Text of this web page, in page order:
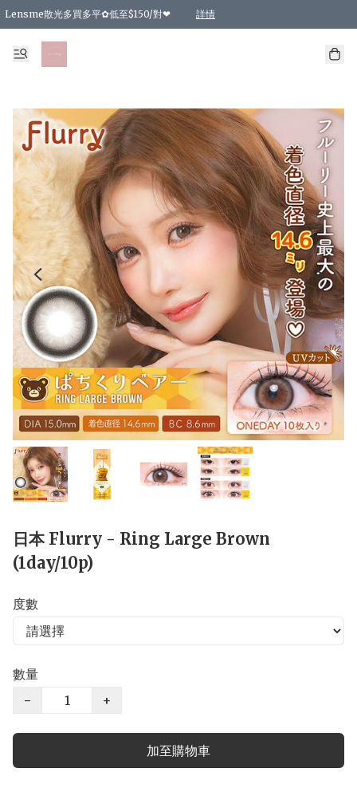
Lensme散光多買多平✿低至$150/對❤ 詳情
台灣Karacon⁩✧日拋 特價清貨❁⃘
日本韓國多款日/月拋現貨☼ 特價❤︎數量有限 售完即止
🇰🇷韓國多款月拋現貨 特價兩對$99✿數量有限 售完即止♫
精選商品，任選買2件或以上9 折；買4件或以上85 折；買6件或以上8 折
精選商品，任選買2件HKD 140.00；買4件HKD 260.00
精選商品，任選買2件HKD 190.00；買4件HKD 360.00
精選商品，任選買2件HKD 110.00；買4件HKD 180.00
精選商品，任選買2件HKD 170.00；買4件HKD 320.00
精選商品，任選買2件或以上減HKD 148.00
精選商品，任選買2件或以上減HKD 148.00
精選商品，任選買2件或以上95 折；買4件或以上9 折；買6件或以上85 折；買8件
精選商品，任選買12件或以上87 折
精選商品，任選買2件或以上減HKD 16.00；買4件或以上減HKD 32.00；買6
精選商品，任選買2件或以上95 折；買4件或以上9 折；買8件或以上85 折；買12
購物滿 HKD 800.00即享免運費優惠！（適用於 特定的送貨方式 )
日本 Flurry - Ring Large Brown
(1day/10p)
度數
數量
−
+
加至購物車